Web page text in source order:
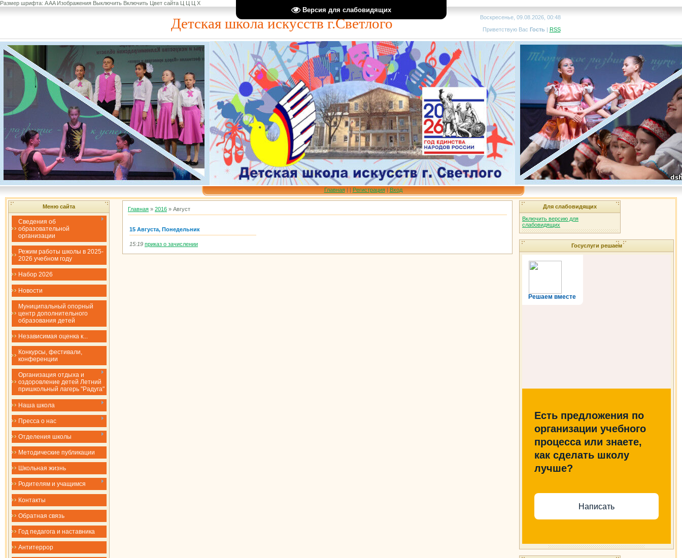
Версия для слабовидящих
Размер шрифта: AAAИзображения Выключить Включить Цвет сайта Ц Ц Ц Х
Детская школа искусств г.Светлого
Воскресенье, 09.08.2026, 00:48
Приветствую Вас Гость| RSS
Главная| | Регистрация| Вход
Меню сайта
Сведения об
образовательной
организации
Режим работы школы в 2025-
2026 учебном году
Набор 2026
Новости
Муниципальный опорный
центр дополнительного
образования детей
Независимая оценка к...
Конкурсы, фестивали,
конференции
Организация отдыха и
оздоровление детей Летний
пришкольный лагерь "Радуга"
Наша школа
Пресса о нас
Отделения школы
Методические публикации
Школьная жизнь
Родителям и учащимся
Контакты
Обратная связь
Год педагога и наставника
Антитеррор
Главная » 2016 » Август
15 Августа, Понедельник
15:19 приказ о зачислении
Для слабовидящих
Включить версию для
слабовидящих
Госуслуги решаем
Решаем вместе
Есть предложения по
организации учебного
процесса или знаете,
как сделать школу
лучше?
Написать